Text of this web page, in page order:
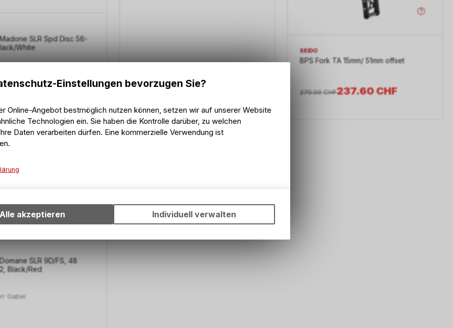
SLR Spd Disc 56-
White
528.00CHF 340.00
SEIDO
BPS Fork TA 15mm/ 51mm offset
237.60CHF
270.00 CHF
SLR 9D/FS, 48
Black/Red
Gabel
Einstellungen bevorzugen Sie?
Online-Angebot bestmöglich nutzen können, setzen wir auf unserer Website
Technologien ein. Sie haben die Kontrolle darüber, zu welchen
Daten verarbeiten dürfen. Eine kommerzielle Verwendung ist
Ihrem Gerät, um die grundlegenden Funktionen unseres Online-Angebots,
wie die Verwendung des Warenkorbs, zu ermöglichen. Bitte beachten Sie,
Informationen zulassen.
Alle akzeptieren Individuell verwalten